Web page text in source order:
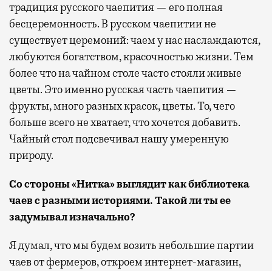
традиция русского чаепития — его полная
бесцеремонность. В русском чаепитии не
существует церемоний: чаем у нас наслаждаются,
любуются богатством, красочностью жизни. Тем
более что на чайном столе часто стояли живые
цветы. Это именно русская часть чаепития —
фрукты, много разных красок, цветы. То, чего
больше всего не хватает, что хочется добавить.
Чайный стол подсвечивал нашу умеренную
природу.
Со стороны «Нитка» выглядит как библиотека
чаев с разными историями. Такой ли ты ее
задумывал изначально?
Я думал, что мы будем возить небольшие партии
чаев от фермеров, откроем интернет-магазин,